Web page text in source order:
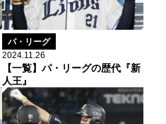
パ・リーグ
2024.11.26
【一覧】パ・リーグの歴代『新
人王』